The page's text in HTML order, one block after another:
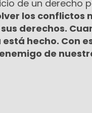
de un derecho
los conflictos
derechos.
hecho. Con
de